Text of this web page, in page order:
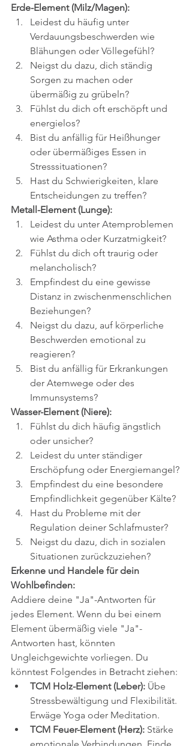
Erde-Element (Milz/Magen):
Leidest du häufig unter
Verdauungsbeschwerden wie
Blähungen oder Völlegefühl?
Neigst du dazu, dich ständig
Sorgen zu machen oder
übermäßig zu grübeln?
Fühlst du dich oft erschöpft und
energielos?
Bist du anfällig für Heißhunger
oder übermäßiges Essen in
Stresssituationen?
Hast du Schwierigkeiten, klare
Entscheidungen zu treffen?
Metall-Element (Lunge):
Leidest du unter Atemproblemen
wie Asthma oder Kurzatmigkeit?
Fühlst du dich oft traurig oder
melancholisch?
Empfindest du eine gewisse
Distanz in zwischenmenschlichen
Beziehungen?
Neigst du dazu, auf körperliche
Beschwerden emotional zu
reagieren?
Bist du anfällig für Erkrankungen
der Atemwege oder des
Immunsystems?
Wasser-Element (Niere):
Fühlst du dich häufig ängstlich
oder unsicher?
Leidest du unter ständiger
Erschöpfung oder Energiemangel?
Empfindest du eine besondere
Empfindlichkeit gegenüber Kälte?
Hast du Probleme mit der
Regulation deiner Schlafmuster?
Neigst du dazu, dich in sozialen
Situationen zurückzuziehen?
Erkenne und Handele für dein
Wohlbefinden:
Addiere deine "Ja"-Antworten für
jedes Element. Wenn du bei einem
Element übermäßig viele "Ja"-
Antworten hast, könnten
Ungleichgewichte vorliegen. Du
könntest Folgendes in Betracht ziehen:
TCM Holz-Element (Leber): Übe
Stressbewältigung und Flexibilität.
Erwäge Yoga oder Meditation.
TCM Feuer-Element (Herz): Stärke